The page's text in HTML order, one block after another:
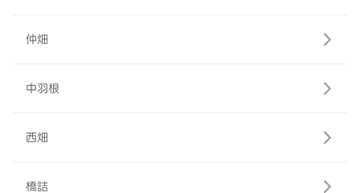
仲畑
中羽根
西畑
橋詰